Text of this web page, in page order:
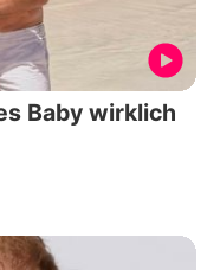
Baby wirklich